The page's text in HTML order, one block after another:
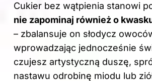
Cukier bez wątpienia stanowi
nie zapominaj również o
– zbalansuje on słodycz
wprowadzając jednocześnie
czujesz artystyczną duszę,
nastawu odrobinę miodu lub